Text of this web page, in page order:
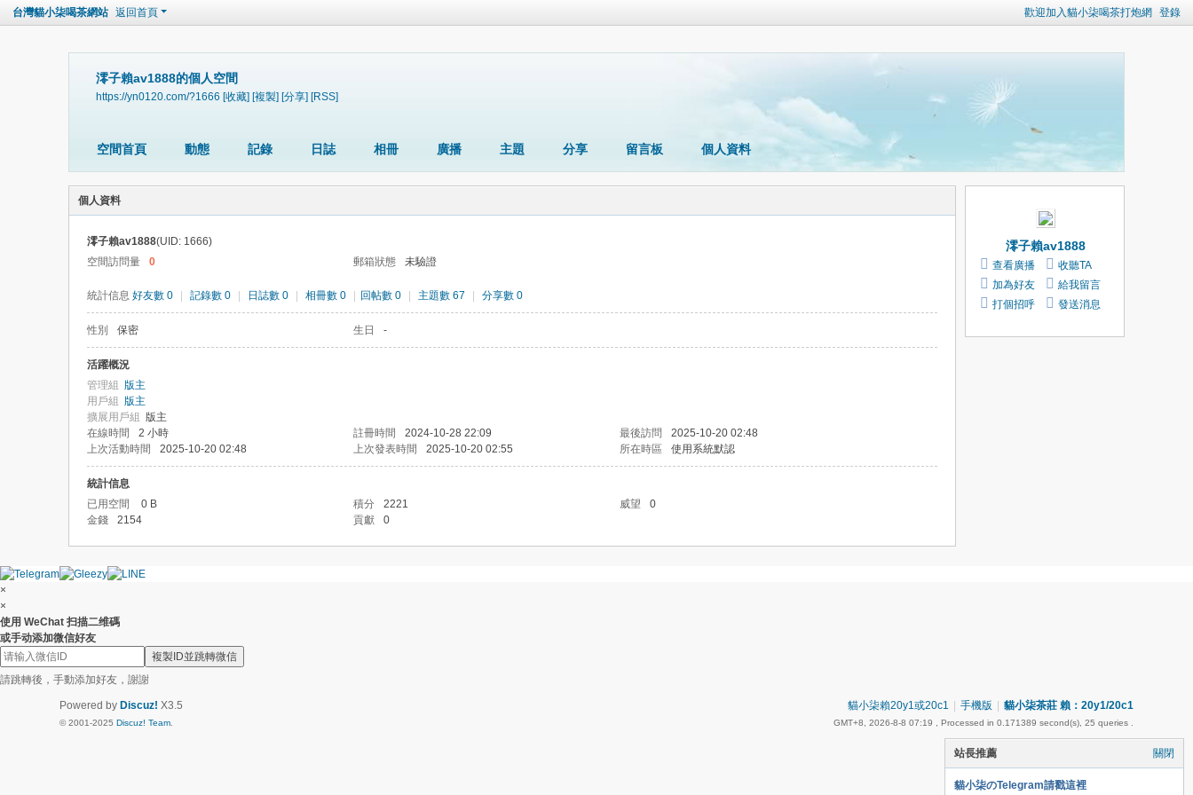
歡迎加入貓小柒喝茶打炮網 登錄
台灣貓小柒喝茶網站 返回首頁
澪子賴av1888的個人空間
https://yn0120.com/?1666 [收藏] [複製] [分享] [RSS]
空間首頁 動態 記錄 日誌 相冊 廣播 主題 分享 留言板 個人資料
個人資料
澪子賴av1888(UID: 1666)
空間訪問量
0 郵箱狀態 未驗證
統計信息 好友數 0 記錄數 0 日誌數 0 相冊數 0 回帖數 0 主題數 67 分享數 0
性別 保密 生日 -
活躍概況
管理組 版主
用戶組 版主
擴展用戶組
版主
在線時間
2 小時 註冊時間 2024-10-28 22:09 最後訪問
2025-10-20 02:48
上次活動時間
2025-10-20 02:48 上次發表時間 2025-10-20 02:55 所在時區 使用系統默認
統計信息
已用空間
0 B 積分 2221 威望
0
金錢
2154 貢獻 0
澪子賴av1888
查看廣播
收聽TA
加為好友
給我留言
打個招呼
發送消息
關閉
站長推薦
貓小柒のTelegram請戳這裡
×
×
使用 WeChat 扫描二维碼
或手动添加微信好友
複製ID並跳轉微信
請跳轉後，手動添加好友，謝謝
貓小柒賴20y1或20c1 手機版 貓小柒茶莊 賴：20y1/20c1
GMT+8, 2026-8-8 07:19 , Processed in 0.171389 second(s), 25 queries .
Powered by Discuz! X3.5
© 2001-2025 Discuz! Team